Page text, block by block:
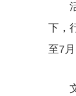
下，
至7